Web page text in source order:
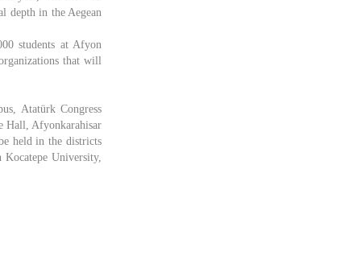
depth in the Aegean
students at Afyon
that will
Atatürk Congress
Hall, Afyonkarahisar
held in the districts
University,